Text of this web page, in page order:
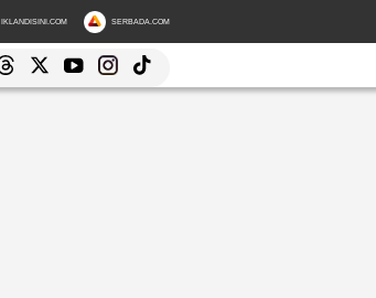
IKLANDISINI.COM SERBADA.COM